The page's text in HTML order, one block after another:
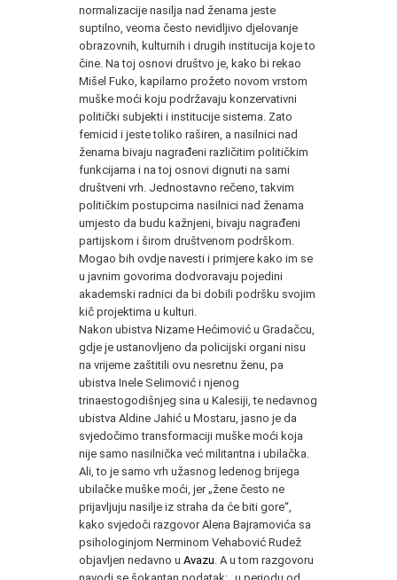
normalizacije nasilja nad ženama jeste
suptilno, veoma često nevidljivo djelovanje
obrazovnih, kulturnih i drugih institucija koje to
čine. Na toj osnovi društvo je, kako bi rekao
Mišel Fuko, kapilarno prožeto novom vrstom
muške moći koju podržavaju konzervativni
politički subjekti i institucije sistema. Zato
femicid i jeste toliko raširen, a nasilnici nad
ženama bivaju nagrađeni različitim političkim
funkcijama i na toj osnovi dignuti na sami
društveni vrh. Jednostavno rečeno, takvim
političkim postupcima nasilnici nad ženama
umjesto da budu kažnjeni, bivaju nagrađeni
partijskom i širom društvenom podrškom.
Mogao bih ovdje navesti i primjere kako im se
u javnim govorima dodvoravaju pojedini
akademski radnici da bi dobili podršku svojim
kič projektima u kulturi.
Nakon ubistva Nizame Hećimović u Gradačcu,
gdje je ustanovljeno da policijski organi nisu
na vrijeme zaštitili ovu nesretnu ženu, pa
ubistva Inele Selimović i njenog
trinaestogodišnjeg sina u Kalesiji, te nedavnog
ubistva Aldine Jahić u Mostaru, jasno je da
svjedočimo transformaciji muške moći koja
nije samo nasilnička već militantna i ubilačka.
Ali, to je samo vrh užasnog ledenog brijega
ubilačke muške moći, jer „žene često ne
prijavljuju nasilje iz straha da će biti gore“,
kako svjedoči razgovor Alena Bajramovića sa
psihologinjom Nerminom Vehabović Rudež
objavljen nedavno u Avazu . A u tom razgovoru